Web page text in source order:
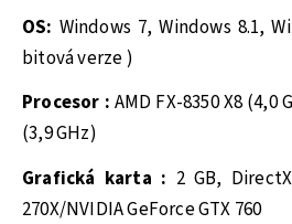
OS: Windows 7, Windows 8.1,
bitová verze )
Procesor : AMD FX-8350 X8
(3,9 GHz)
Grafická karta : 2 GB,
270X/NVIDIA GeForce GTX 760